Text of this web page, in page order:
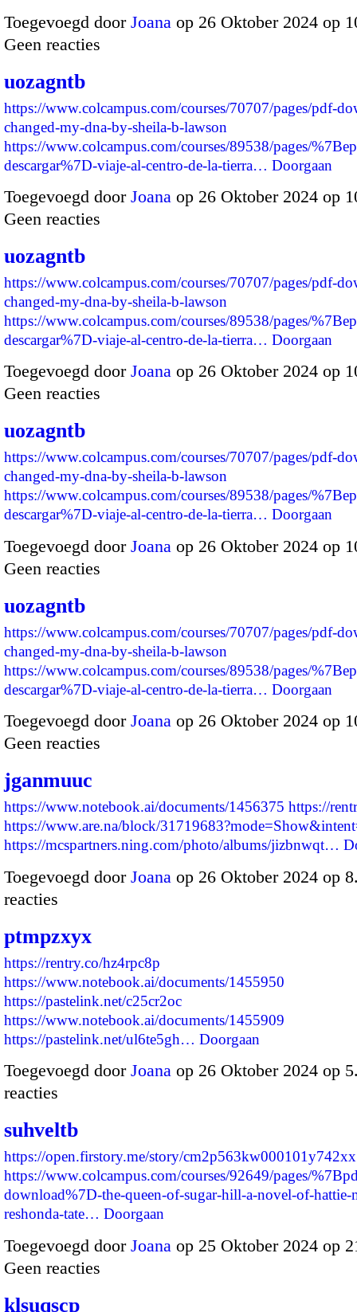
Toegevoegd door Joana op 26 Oktober 2024 op
Geen reacties
uozagntb
https://www.colcampus.com/courses/70707/pages/pdf-
changed-my-dna-by-sheila-b-lawson
https://www.colcampus.com/courses/89538/pages/
descargar%7D-viaje-al-centro-de-la-tierra… Doorgaan
Toegevoegd door Joana op 26 Oktober 2024 op
Geen reacties
uozagntb
https://www.colcampus.com/courses/70707/pages/pdf-
changed-my-dna-by-sheila-b-lawson
https://www.colcampus.com/courses/89538/pages/
descargar%7D-viaje-al-centro-de-la-tierra… Doorgaan
Toegevoegd door Joana op 26 Oktober 2024 op
Geen reacties
uozagntb
https://www.colcampus.com/courses/70707/pages/pdf-
changed-my-dna-by-sheila-b-lawson
https://www.colcampus.com/courses/89538/pages/
descargar%7D-viaje-al-centro-de-la-tierra… Doorgaan
Toegevoegd door Joana op 26 Oktober 2024 op
Geen reacties
uozagntb
https://www.colcampus.com/courses/70707/pages/pdf-
changed-my-dna-by-sheila-b-lawson
https://www.colcampus.com/courses/89538/pages/
descargar%7D-viaje-al-centro-de-la-tierra… Doorgaan
Toegevoegd door Joana op 26 Oktober 2024 op
Geen reacties
jganmuuc
https://www.notebook.ai/documents/1456375 https://
https://www.are.na/block/
https://mcspartners.ning.com/photo/albums/jizbnwqt…
Toegevoegd door Joana op 26 Oktober 2024 op
reacties
ptmpzxyx
https://rentry.co/hz4rpc8p
https://www.notebook.ai/documents/1455950
https://pastelink.net/c25cr2oc
https://www.notebook.ai/documents/1455909
https://pastelink.net/ul6te5gh… Doorgaan
Toegevoegd door Joana op 26 Oktober 2024 op
reacties
suhveltb
https://open.firstory.me/story/
https://www.colcampus.com/courses/92649/pages/
download%7D-the-queen-of-sugar-hill-a-novel-of-hattie-
reshonda-tate… Doorgaan
Toegevoegd door Joana op 25 Oktober 2024 op
Geen reacties
klsuqscp